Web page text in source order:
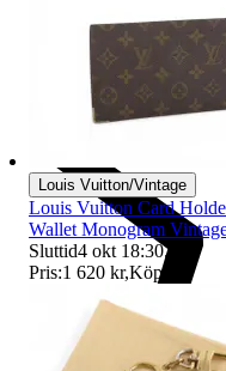
Louis Vuitton/Vintage
Louis Vuitton Card
Wallet Monogram
Sluttid4 okt 18:30.
Pris:1 620 kr,Köp nu